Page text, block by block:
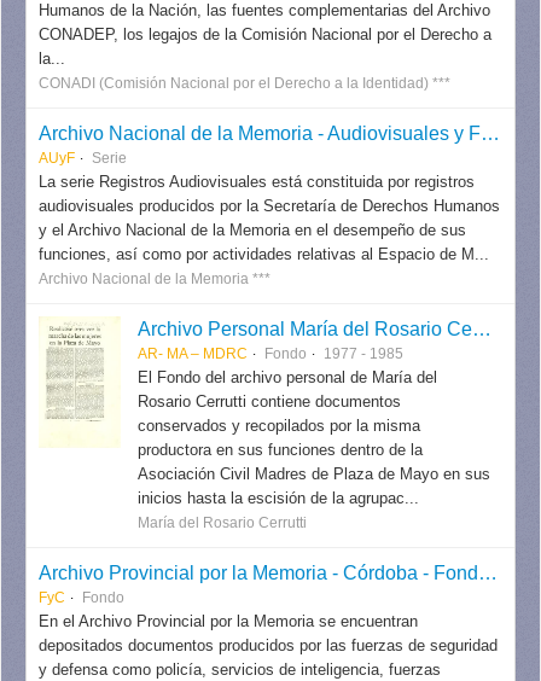
Humanos de la Nación, las fuentes complementarias del Archivo
CONADEP, los legajos de la Comisión Nacional por el Derecho a
la...
CONADI (Comisión Nacional por el Derecho a la Identidad) ***
Archivo Nacional de la Memoria - Audiovisuales y Fotografías
AUyF Serie
La serie Registros Audiovisuales está constituida por registros
audiovisuales producidos por la Secretaría de Derechos Humanos
y el Archivo Nacional de la Memoria en el desempeño de sus
funciones, así como por actividades relativas al Espacio de M...
Archivo Nacional de la Memoria ***
Archivo Personal María del Rosario Cerrutti
AR- MA – MDRC Fondo 1977 - 1985
El Fondo del archivo personal de María del
Rosario Cerrutti contiene documentos
conservados y recopilados por la misma
productora en sus funciones dentro de la
Asociación Civil Madres de Plaza de Mayo en sus
inicios hasta la escisión de la agrupac...
María del Rosario Cerrutti
Archivo Provincial por la Memoria - Córdoba - Fondos y colecciones
FyC Fondo
En el Archivo Provincial por la Memoria se encuentran
depositados documentos producidos por las fuerzas de seguridad
y defensa como policía, servicios de inteligencia, fuerzas